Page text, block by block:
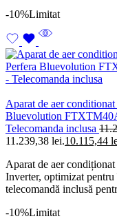
-10%Limitat
Aparat de aer
Bluevolution
Telecomanda inclusa
11.239,38 lei.10.115,44
Aparat de aer
Inverter, optimizat
telecomandă inclusă
-10%Limitat